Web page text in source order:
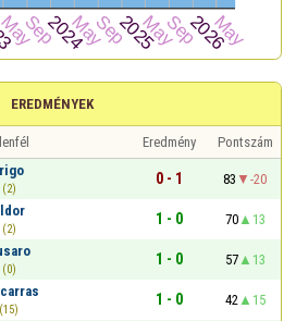
EREDMÉNYEK
Eredmény
Pontszám
(2)
0 - 1 83
-20
(2)
1 - 0 70
13
(0)
1 - 0 57
13
(15)
1 - 0 42
15